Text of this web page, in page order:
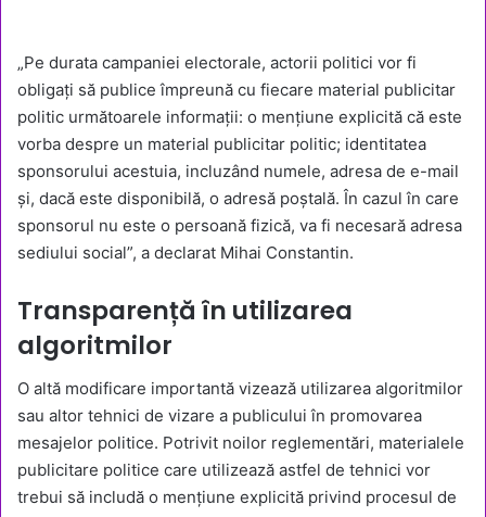
„Pe durata campaniei electorale, actorii politici vor fi
obligați să publice împreună cu fiecare material publicitar
politic următoarele informații: o mențiune explicită că este
vorba despre un material publicitar politic; identitatea
sponsorului acestuia, incluzând numele, adresa de e-mail
și, dacă este disponibilă, o adresă poștală. În cazul în care
sponsorul nu este o persoană fizică, va fi necesară adresa
sediului social”, a declarat Mihai Constantin.
Transparență în utilizarea
algoritmilor
O altă modificare importantă vizează utilizarea algoritmilor
sau altor tehnici de vizare a publicului în promovarea
mesajelor politice. Potrivit noilor reglementări, materialele
publicitare politice care utilizează astfel de tehnici vor
trebui să includă o mențiune explicită privind procesul de